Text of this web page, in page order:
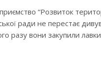
“Розвиток
ради не перестає
разу вони закупили